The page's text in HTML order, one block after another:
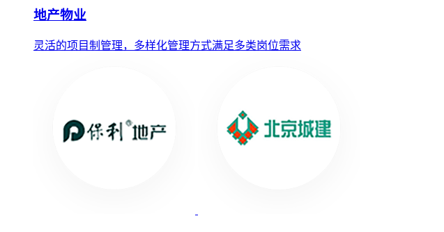
地产物业
灵活的项目制管理，多样化管理方式满足多类岗位需求